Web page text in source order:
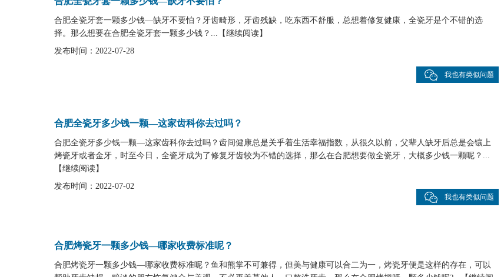
合肥全瓷牙套一颗多少钱—缺牙不要怕？牙齿畸形，牙齿残缺，吃东西不舒服，总想着修复健康，全瓷牙是个不错的选
择。那么想要在合肥全瓷牙套一颗多少钱？... 【继续阅读】
发布时间：2022-07-28
我也有类似问题
合肥全瓷牙多少钱一颗—这家齿科你去过吗？
合肥全瓷牙多少钱一颗—这家齿科你去过吗？齿间健康总是关乎着生活幸福指数，从很久以前，父辈人缺牙后总是会镶上
烤瓷牙或者金牙，时至今日，全瓷牙成为了修复牙齿较为不错的选择，那么在合肥想要做全瓷牙，大概多少钱一颗呢？...
【继续阅读】
发布时间：2022-07-02
我也有类似问题
合肥烤瓷牙一颗多少钱—哪家收费标准呢？
合肥烤瓷牙一颗多少钱—哪家收费标准呢？鱼和熊掌不可兼得，但美与健康可以合二为一，烤瓷牙便是这样的存在，可以